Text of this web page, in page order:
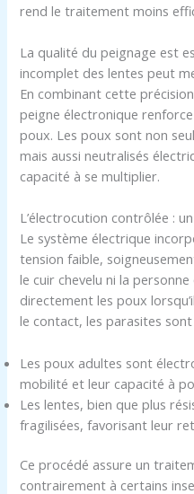
rend le traitement moins
La qualité du peignage est
incomplet des lentes peut
En combinant cette
peigne électronique
poux. Les poux sont non
mais aussi neutralisés
capacité à se multiplier.
L’électrocution contrôlée :
Le système électrique
tension faible,
le cuir chevelu ni la personne
directement les poux
le contact, les parasites
Les poux adultes sont
mobilité et leur capacité à
Les lentes, bien que plus
fragilisées, favorisant leur
Ce procédé assure un
contrairement à certains